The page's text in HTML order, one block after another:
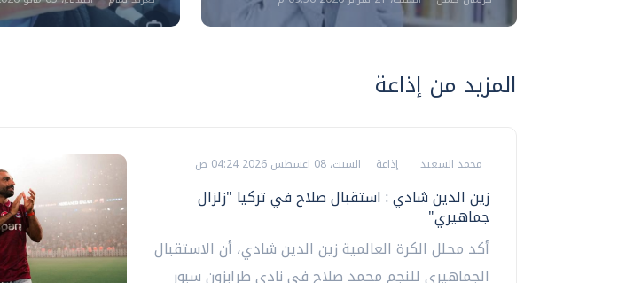
المزيد من إذاعة
محمد السعيد إذاعة السبت، 08 اغسطس 2026 04:24 ص
زين الدين شادي : استقبال صلاح في تركيا "زلزال
جماهيري"
أكد محلل الكرة العالمية زين الدين شادي، أن الاستقبال
الجماهيري للنجم محمد صلاح في نادي طرابزون سبور